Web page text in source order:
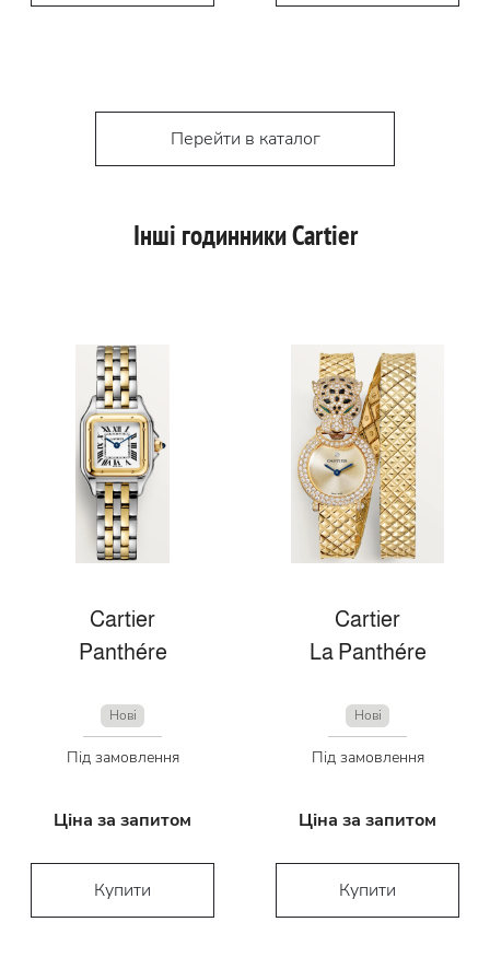
Перейти в каталог
Інші годинники Cartier
Cartier
Panthére
Нові
Під замовлення
Ціна за запитом
Купити
Cartier
La Panthére
Нові
Під замовлення
Ціна за запитом
Купити